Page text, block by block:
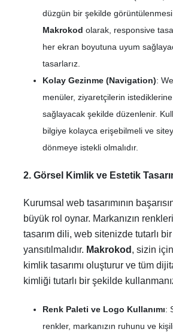
düzgün bir şekilde görüntülenmesi
Makrokod olarak, responsive
her ekran boyutuna uyum
tasarlarız.
Kolay Gezinme (Navigation):
menüler, ziyaretçilerin istediklerine
sağlayacak şekilde düzenlenir.
bilgiye kolayca erişebilmeli ve
dönmeye istekli olmalıdır.
2. Görsel Kimlik ve Estetik
Kurumsal web tasarımının
büyük rol oynar. Markanızın
tasarım dili, web sitenizde tutarlı
yansıtılmalıdır. Makrokod , sizin
kimlik tasarımı oluşturur ve tüm
kimliği tutarlı bir şekilde
Renk Paleti ve Logo Kullanımı:
renkler, markanızın ruhunu ve